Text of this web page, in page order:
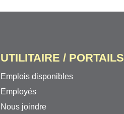
UTILITAIRE / PORTAILS
Emplois disponibles
Employés
Nous joindre